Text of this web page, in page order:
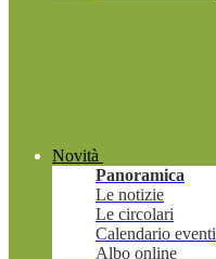
Novità
Panoramica
Le notizie
Le circolari
Calendario eventi
Albo online